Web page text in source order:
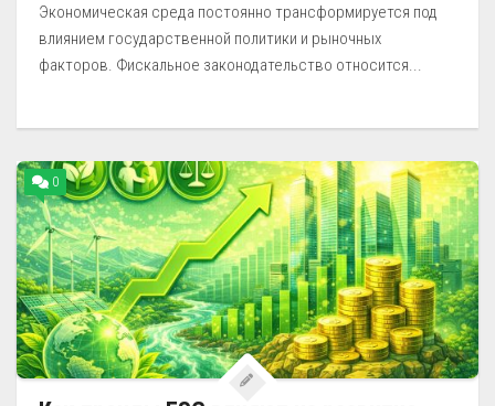
Экономическая среда постоянно трансформируется под
влиянием государственной политики и рыночных
факторов. Фискальное законодательство относится...
0